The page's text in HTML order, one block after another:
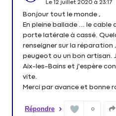
Le 12 juillet 2020à 23:17
Bonjour tout le monde ,
En pleine ballade ... le
porte latérale à cassé.
renseigner sur la réparation
peugeot ou un bon artisan.
Aix-les-Bains et j'espère
vite.
Merci par avance et bonne
Répondre 0